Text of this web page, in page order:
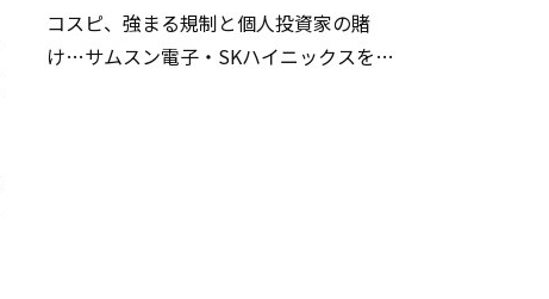
コスピ、強まる規制と個人投資家の賭
け…サムスン電子・SKハイニックスを巡